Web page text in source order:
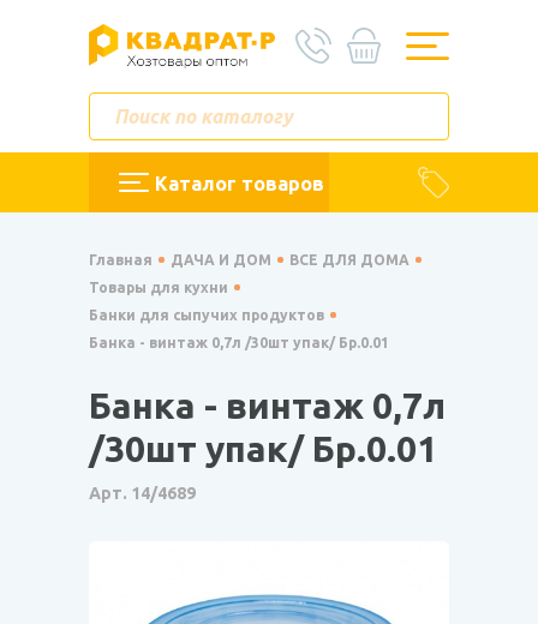
Каталог товаров
Главная ДАЧА И ДОМ
ВСЕ ДЛЯ ДОМА
Товары для кухни
Банки для сыпучих продуктов
Банка - винтаж 0,7л /30шт упак/ Бр.0.01
Банка - винтаж 0,7л
/30шт упак/ Бр.0.01
Арт. 14/4689